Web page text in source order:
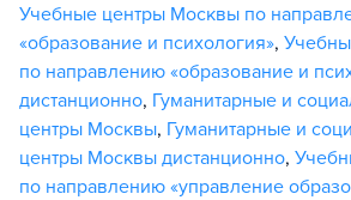
Учебные центры Москвы по
«образование и психология»,
по направлению «образование и
дистанционно, Гуманитарные и
центры Москвы, Гуманитарные и
центры Москвы дистанционно,
по направлению «управление